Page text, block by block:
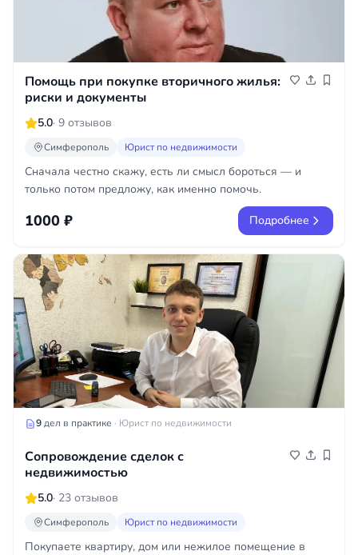
Помощь при покупке вторичного жилья:
риски и документы
5.0· 9 отзывов
Симферополь Юрист по недвижимости
Сначала честно скажу, есть ли смысл бороться — и
только потом предложу, как именно помочь.
1000 ₽ Подробнее
9дел в практике · Юрист по недвижимости
Сопровождение сделок с
недвижимостью
5.0· 23 отзывов
Симферополь Юрист по недвижимости
Покупаете квартиру, дом или нежилое помещение в